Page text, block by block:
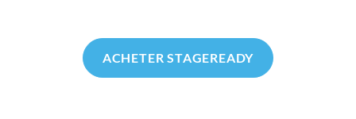
ACHETER STAGEREADY